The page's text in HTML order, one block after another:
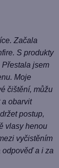
Začala
S produkty
jsem
Moje
čištění, můžu
obarvit
postup,
vlasy henou
vyčistěním
odpověď a i za